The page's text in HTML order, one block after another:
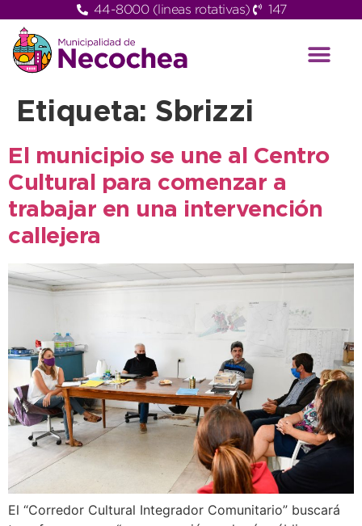
44-8000 (lineas rotativas) 147
Etiqueta: Sbrizzi
El municipio se une al Centro
Cultural para comenzar a
trabajar en una intervención
callejera
El “Corredor Cultural Integrador Comunitario” buscará